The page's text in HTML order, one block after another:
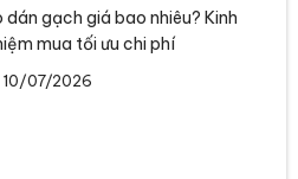
dán gạch giá bao nhiêu? Kinh
mua tối ưu chi phí
10/07/2026